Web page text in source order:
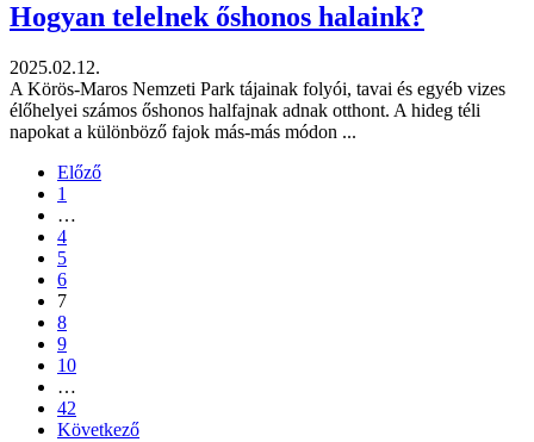
Hogyan telelnek őshonos halaink?
2025.02.12.
A Körös-Maros Nemzeti Park tájainak folyói, tavai és egyéb vizes
élőhelyei számos őshonos halfajnak adnak otthont. A hideg téli
napokat a különböző fajok más-más módon ...
Előző
1
…
4
5
6
7
8
9
10
…
42
Következő